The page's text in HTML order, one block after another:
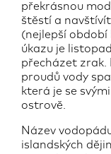
překrásnou
štěstí a
(nejlepší
úkazu je
přecházet zrak.
proudů vody
která je se
ostrově.
Název
islandských